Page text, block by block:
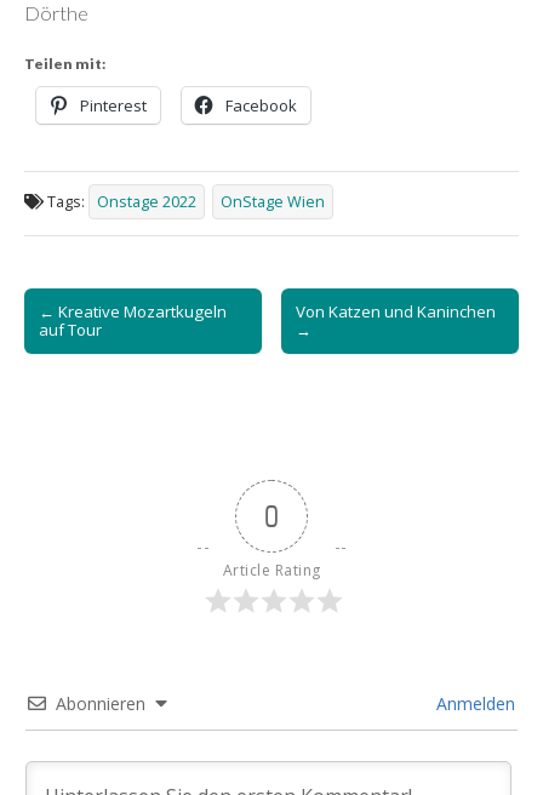
Dörthe
Teilen mit:
Pinterest Facebook
Tags: Onstage 2022 OnStage Wien
Post
navigation
← Kreative Mozartkugeln
auf Tour
Von Katzen und Kaninchen
→
0
Article Rating
Abonnieren Anmelden